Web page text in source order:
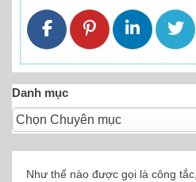
Danh mục
Như thế nào được gọi là công tắc,